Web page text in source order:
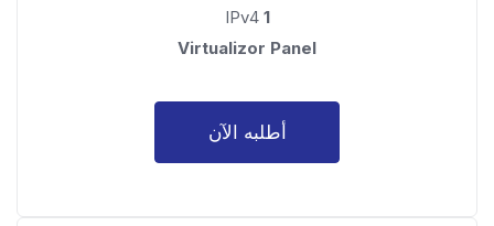
1
IPv4
Virtualizor Panel
أطلبه الآن